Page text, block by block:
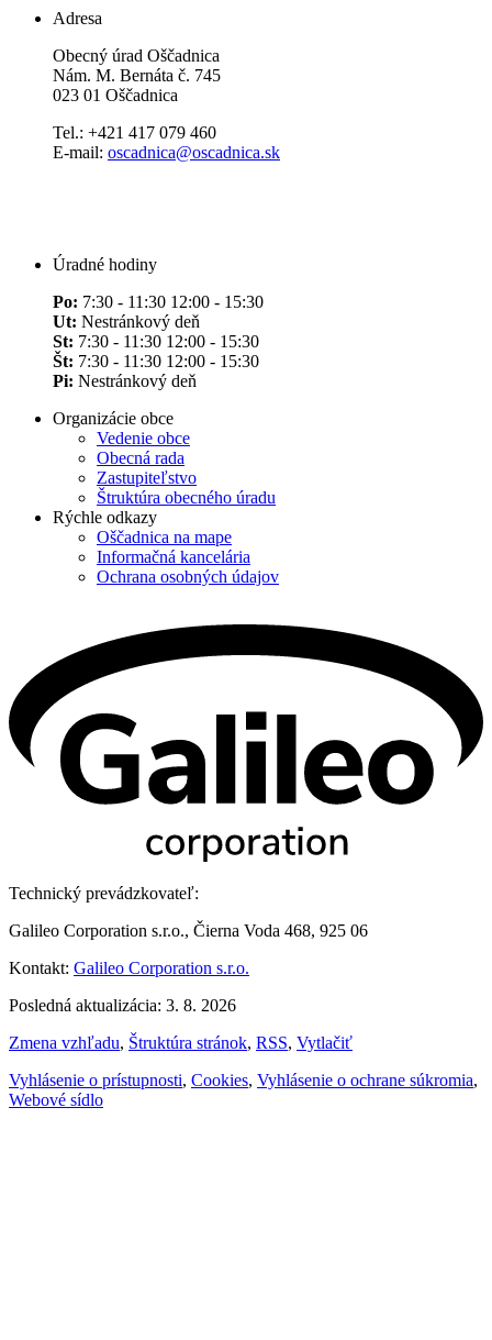
Adresa
Obecný úrad Oščadnica
Nám. M. Bernáta č. 745
023 01 Oščadnica
Tel.: +421 417 079 460
E-mail: oscadnica@oscadnica.sk
Úradné hodiny
Po: 7:30 - 11:30 12:00 - 15:30
Ut: Nestránkový deň
St: 7:30 - 11:30 12:00 - 15:30
Št: 7:30 - 11:30 12:00 - 15:30
Pi: Nestránkový deň
Organizácie obce
Vedenie obce
Obecná rada
Zastupiteľstvo
Štruktúra obecného úradu
Rýchle odkazy
Oščadnica na mape
Informačná kancelária
Ochrana osobných údajov
Technický prevádzkovateľ:
Galileo Corporation s.r.o., Čierna Voda 468, 925 06
Kontakt: Galileo Corporation s.r.o.
Posledná aktualizácia: 3. 8. 2026
Zmena vzhľadu, Štruktúra stránok, RSS, Vytlačiť
Vyhlásenie o prístupnosti, Cookies, Vyhlásenie o ochrane súkromia,
Webové sídlo